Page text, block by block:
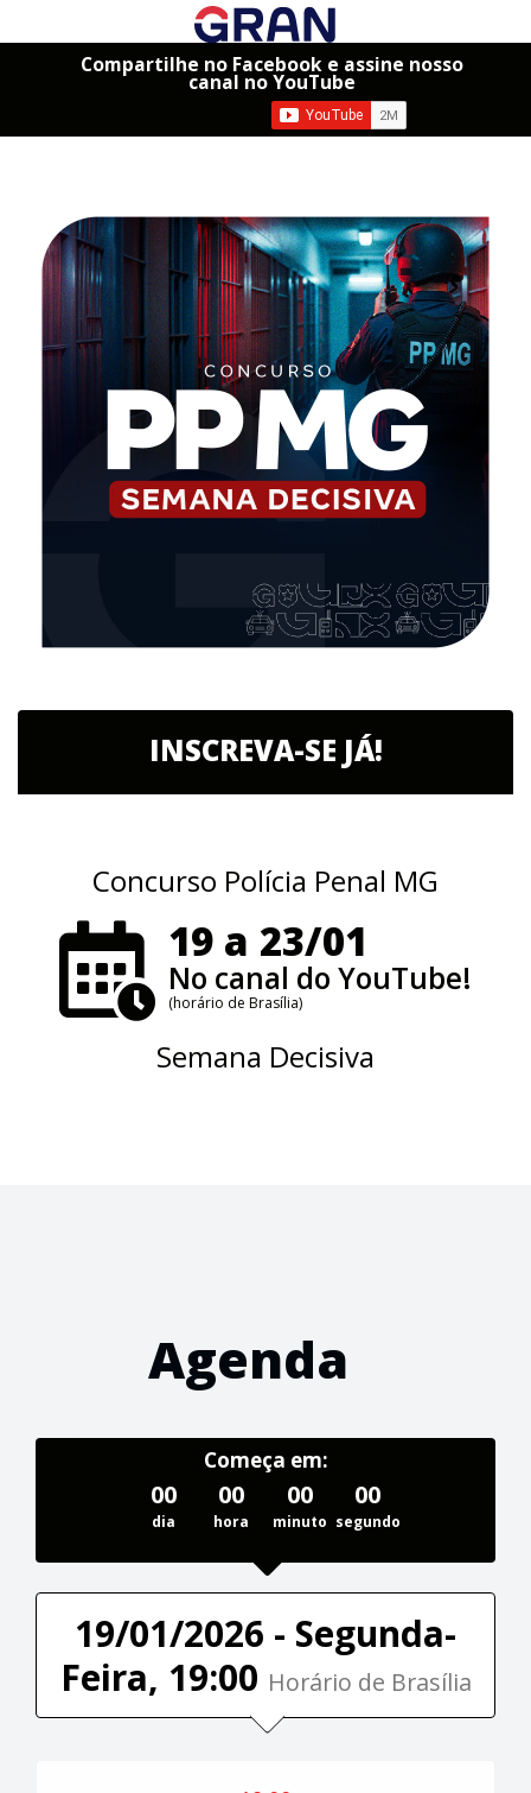
Compartilhe no Facebook e assine nosso
canal no YouTube
INSCREVA-SE JÁ!
Concurso Polícia Penal MG
19 a 23/01
No canal do YouTube!
(horário de Brasília)
Semana Decisiva
Agenda
Começa em:
00
dia
00
hora
00
minuto
00
segundo
19/01/2026 - Segunda-
Feira, 19:00 Horário de Brasília